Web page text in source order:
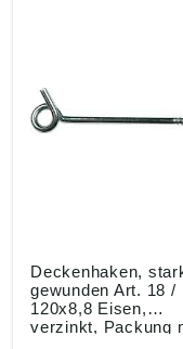
Deckenhaken,
gewunden Art. 18 /
120x8,8 Eisen,
verzinkt, Packung